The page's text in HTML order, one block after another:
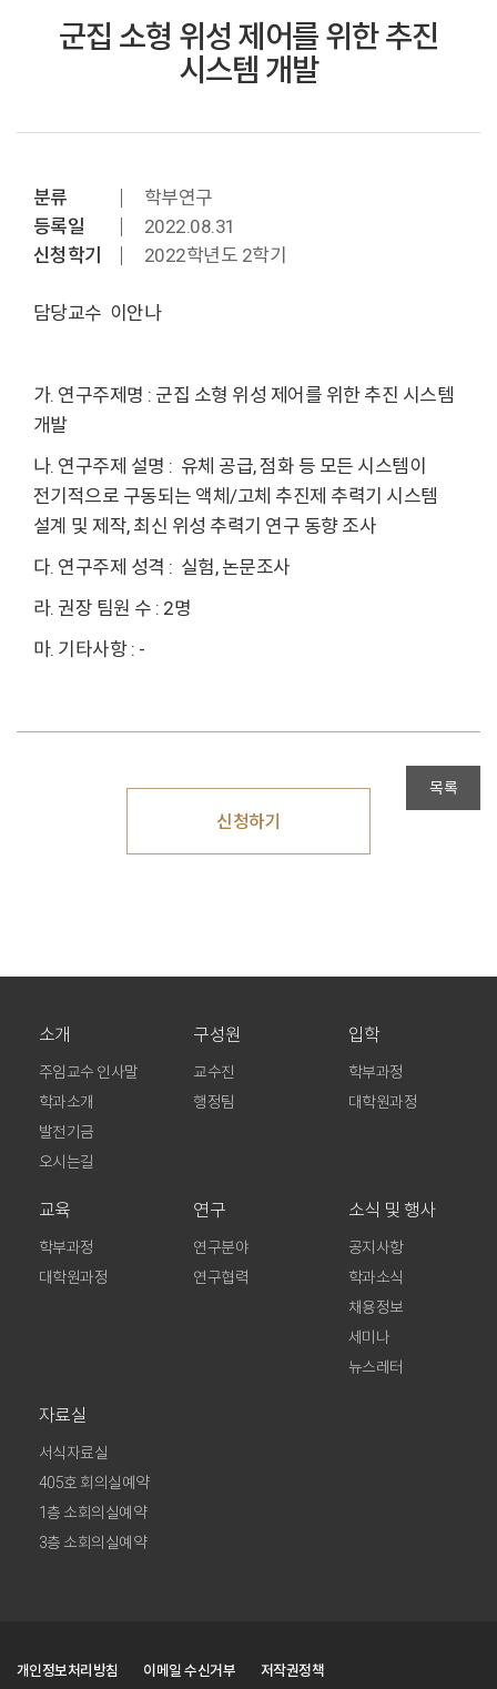
군집 소형 위성 제어를 위한 추진
시스템 개발
분류
학부연구
등록일
2022.08.31
신청학기
2022학년도 2학기
담당교수 이안나
가. 연구주제명 : 군집 소형 위성 제어를 위한 추진 시스템
개발
나. 연구주제 설명 : 유체 공급, 점화 등 모든 시스템이
전기적으로 구동되는 액체/고체 추진제 추력기 시스템
설계 및 제작, 최신 위성 추력기 연구 동향 조사
다. 연구주제 성격 : 실험, 논문조사
라. 권장 팀원 수 : 2명
마. 기타사항 : -
목록
신청하기
소개
주임교수 인사말
학과소개
발전기금
오시는길
구성원
교수진
행정팀
입학
학부과정
대학원과정
교육
학부과정
대학원과정
연구
연구분야
연구협력
소식 및 행사
공지사항
학과소식
채용정보
세미나
뉴스레터
자료실
서식자료실
405호 회의실예약
1층 소회의실예약
3층 소회의실예약
개인정보처리방침 이메일 수신거부 저작권정책